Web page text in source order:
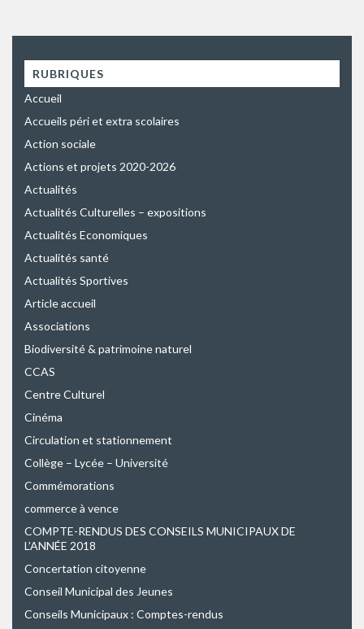
RUBRIQUES
Accueil
Accueils péri et extra scolaires
Action sociale
Actions et projets 2020-2026
Actualités
Actualités Culturelles – expositions
Actualités Economiques
Actualités santé
Actualités Sportives
Article accueil
Associations
Biodiversité & patrimoine naturel
CCAS
Centre Culturel
Cinéma
Circulation et stationnement
Collège – Lycée – Université
Commémorations
commerce à vence
COMPTE-RENDUS DES CONSEILS MUNICIPAUX DE
L’ANNÉE 2018
Concertation citoyenne
Conseil Municipal des Jeunes
Conseils Municipaux : Comptes-rendus